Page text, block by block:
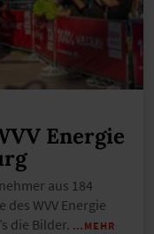
Energie
aus 184
WVV Energie
die Bilder. …MEHR